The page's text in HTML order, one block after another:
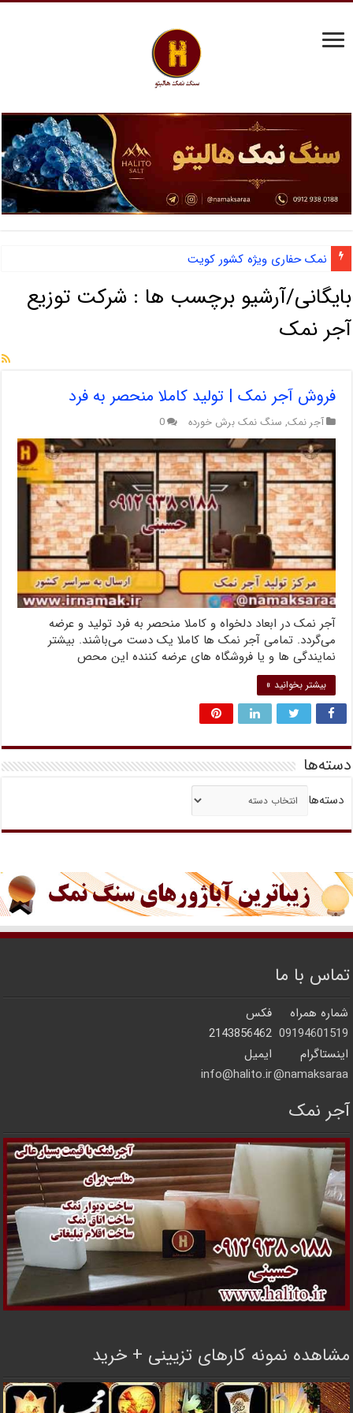
نمک حفاری ویژه کشور کویت
بایگانی/آرشیو برچسب ها : شرکت توزیع
آجر نمک
فروش آجر نمک | تولید کاملا منحصر به فرد
آجر نمک, سنگ نمک برش خورده 0
آجر نمک در ابعاد دلخواه و کاملا منحصر به فرد تولید و عرضه
می‌گردد. تمامی آجر نمک ها کاملا یک دست می‌باشند. بیشتر
نمایندگی ها و یا فروشگاه های عرضه کننده این محص
بیشتر بخوانید »
دسته‌ها
دسته‌ها
تماس با ما
شماره همراه
فکس
09194601519
2143856462
اینستاگرام
ایمیل
namaksaraa@
info@halito.ir
آجر نمک
مشاهده نمونه کارهای تزیینی + خرید